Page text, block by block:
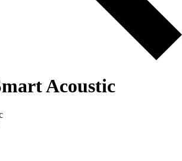
Acoustic